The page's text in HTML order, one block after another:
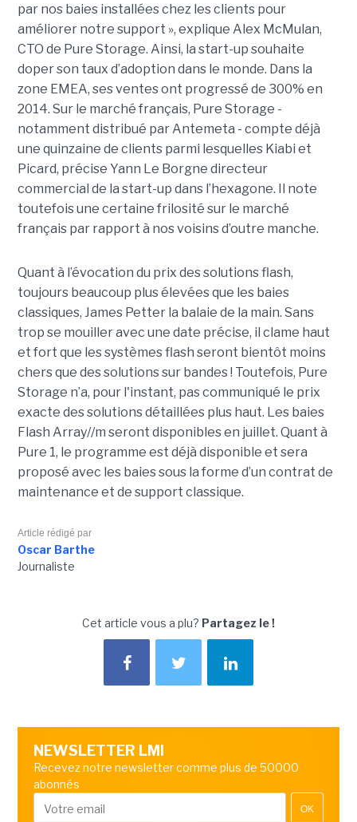
par nos baies installées chez les clients pour
améliorer notre support », explique Alex McMulan,
CTO de Pure Storage. Ainsi, la start-up souhaite
doper son taux d’adoption dans le monde. Dans la
zone EMEA, ses ventes ont progressé de 300% en
2014. Sur le marché français, Pure Storage -
notamment distribué par Antemeta - compte déjà
une quinzaine de clients parmi lesquelles Kiabi et
Picard, précise Yann Le Borgne directeur
commercial de la start-up dans l’hexagone. Il note
toutefois une certaine frilosité sur le marché
français par rapport à nos voisins d’outre manche.
Quant à l’évocation du prix des solutions flash,
toujours beaucoup plus élevées que les baies
classiques, James Petter la balaie de la main. Sans
trop se mouiller avec une date précise, il clame haut
et fort que les systèmes flash seront bientôt moins
chers que des solutions sur bandes ! Toutefois, Pure
Storage n’a, pour l'instant, pas communiqué le prix
exacte des solutions détaillées plus haut. Les baies
Flash Array//m seront disponibles en juillet. Quant à
Pure 1, le programme est déjà disponible et sera
proposé avec les baies sous la forme d’un contrat de
maintenance et de support classique.
Article rédigé par
Oscar Barthe
Journaliste
Cet article vous a plu? Partagez le !
NEWSLETTER LMI
Recevez notre newsletter comme plus de 50000
abonnés
OK